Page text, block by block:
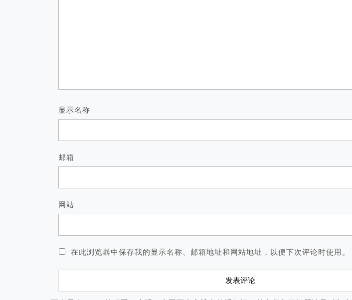
显示名称
邮箱
网站
在此浏览器中保存我的显示名称、邮箱地址和网站地址，以便下次评论时使用。